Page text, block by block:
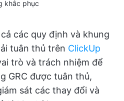
khắc phục
các quy định và khung
tuân thủ trên ClickUp
trò và trách nhiệm để
GRC được tuân thủ,
sát các thay đổi và